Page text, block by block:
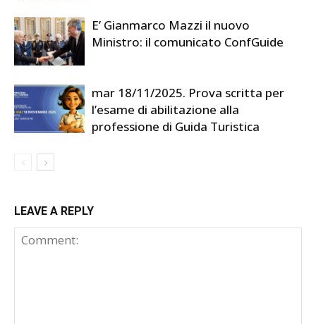
E’ Gianmarco Mazzi il nuovo
Ministro: il comunicato ConfGuide
mar 18/11/2025. Prova scritta per
l’esame di abilitazione alla
professione di Guida Turistica
LEAVE A REPLY